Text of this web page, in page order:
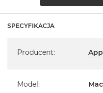
1 x Port MagSafe 3
1 x Gniazdo na kartę
System operacyjny
SPECYFIKACJA
Producent:
Model: